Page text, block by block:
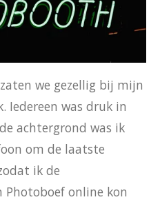
we gezellig bij mijn
Iedereen was druk in
achtergrond was ik
om de laatste
ik de
Photoboef online kon